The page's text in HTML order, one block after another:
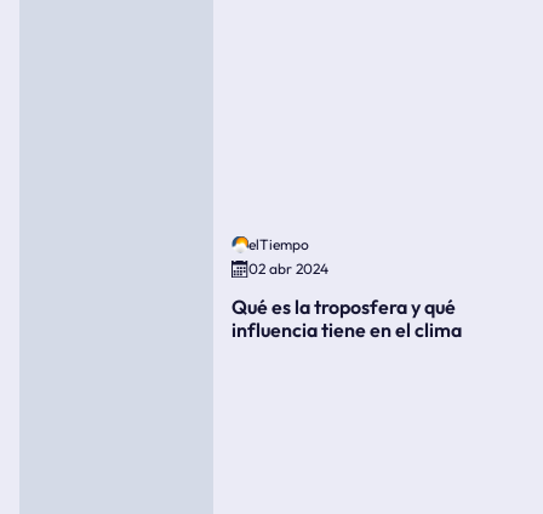
elTiempo
02 abr 2024
Qué es la troposfera y qué
influencia tiene en el clima